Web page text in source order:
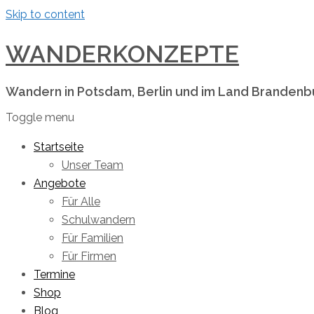
Skip to content
WANDERKONZEPTE
Wandern in Potsdam, Berlin und im Land
Toggle menu
Startseite
Unser Team
Angebote
Für Alle
Schulwandern
Für Familien
Für Firmen
Termine
Shop
Blog